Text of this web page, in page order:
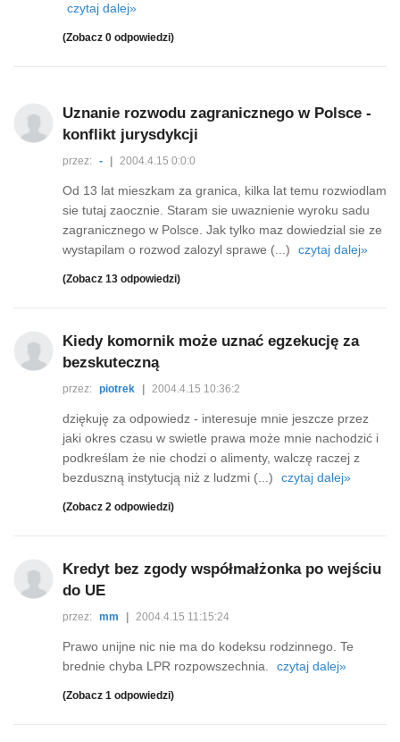
czytaj dalej»
(Zobacz 0 odpowiedzi)
Uznanie rozwodu zagranicznego w Polsce -
konflikt jurysdykcji
przez: - 2004.4.15 0:0:0
Od 13 lat mieszkam za granica, kilka lat temu rozwiodlam
sie tutaj zaocznie. Staram sie uwaznienie wyroku sadu
zagranicznego w Polsce. Jak tylko maz dowiedzial sie ze
wystapilam o rozwod zalozyl sprawe (...)
czytaj dalej»
(Zobacz 13 odpowiedzi)
Kiedy komornik może uznać egzekucję za
bezskuteczną
przez: piotrek 2004.4.15 10:36:2
dziękuję za odpowiedz - interesuje mnie jeszcze przez
jaki okres czasu w swietle prawa może mnie nachodzić i
podkreślam że nie chodzi o alimenty, walczę raczej z
bezduszną instytucją niż z ludzmi (...)
czytaj dalej»
(Zobacz 2 odpowiedzi)
Kredyt bez zgody współmałżonka po wejściu
do UE
przez: mm 2004.4.15 11:15:24
Prawo unijne nic nie ma do kodeksu rodzinnego. Te
brednie chyba LPR rozpowszechnia.
czytaj dalej»
(Zobacz 1 odpowiedzi)